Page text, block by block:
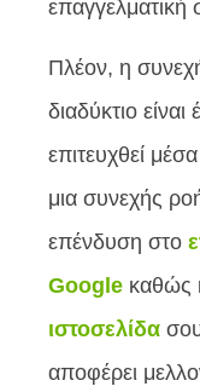
επαγγελματική
Πλέον, η
διαδύκτιο
επιτευχθεί
μια συνεχής
επένδυση στο
Google καθώς
ιστοσελίδα
αποφέρει